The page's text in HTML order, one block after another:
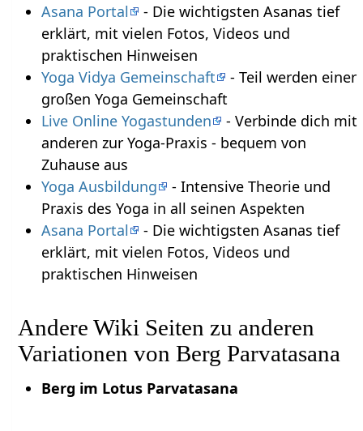
Asana Portal
- Die wichtigsten Asanas tief
erklärt, mit vielen Fotos, Videos und
praktischen Hinweisen
Yoga Vidya Gemeinschaft
- Teil werden einer
großen Yoga Gemeinschaft
Live Online Yogastunden
- Verbinde dich mit
anderen zur Yoga-Praxis - bequem von
Zuhause aus
Yoga Ausbildung
- Intensive Theorie und
Praxis des Yoga in all seinen Aspekten
Asana Portal
- Die wichtigsten Asanas tief
erklärt, mit vielen Fotos, Videos und
praktischen Hinweisen
Andere Wiki Seiten zu anderen
Variationen von Berg Parvatasana
Berg im Lotus Parvatasana